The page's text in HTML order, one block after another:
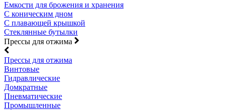
Емкости для брожения и хранения
С коническим дном
С плавающей крышкой
Стеклянные бутылки
Прессы для отжима
Прессы для отжима
Винтовые
Гидравлические
Домкратные
Пневматические
Промышленные